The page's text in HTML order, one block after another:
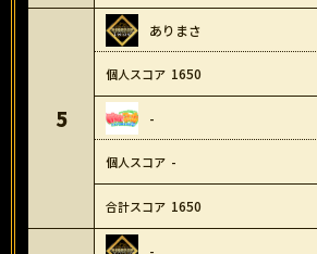
5
ありまさ
1650
-
-
1650
-